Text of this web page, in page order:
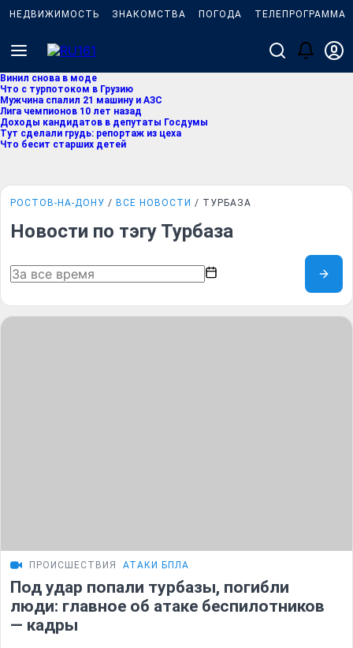
НЕДВИЖИМОСТЬ ЗНАКОМСТВА ПОГОДА ТЕЛЕПРОГРАММА
Винил снова в моде
Что с турпотоком в Грузию
Мужчина спалил 21 машину и АЗС
Лига чемпионов 10 лет назад
Доходы кандидатов в депутаты Госдумы
Тут сделали грудь: репортаж из цеха
Что бесит старших детей
РОСТОВ-НА-ДОНУ ВСЕ НОВОСТИ ТУРБАЗА
Новости по тэгу Турбаза
ПРОИСШЕСТВИЯ АТАКИ БПЛА
Под удар попали турбазы, погибли
люди: главное об атаке беспилотников
— кадры